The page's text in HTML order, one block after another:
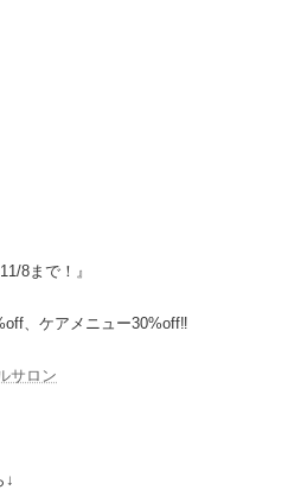
8まで！』
、ケアメニュー30%off‼︎
サロン
↓